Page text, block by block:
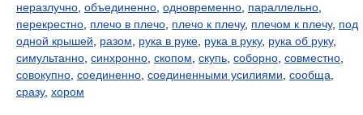
неразлучно объединенно одновременно параллельно
перекрестно плечо в плечо плечо к плечу, плечом к плечу, под
одной крышей
разом рука в руке рука в руку, рука об руку,
симультанно синхронно скопом скупь соборно совместно
совокупно соединенно соединенными усилиями сообща
сразу, хором